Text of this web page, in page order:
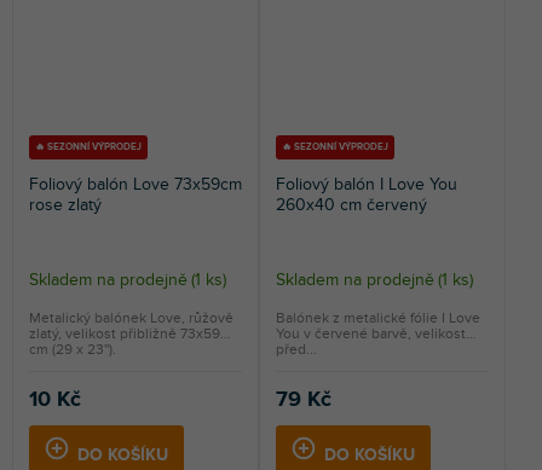
🔥 SEZONNÍ VÝPRODEJ
Foliový balón Love 73x59cm
rose zlatý
Skladem na prodejně (1 ks)
10 Kč
DO KOŠÍKU
Metalický balónek Love, růžově
zlatý, velikost přibližně 73x59
cm (29 x 23'').
🔥 SEZONNÍ VÝPRODEJ
Foliový balón I Love You
260x40 cm červený
Skladem na prodejně (1 ks)
79 Kč
DO KOŠÍKU
Balónek z metalické fólie I Love
You v červené barvě, velikost
před...